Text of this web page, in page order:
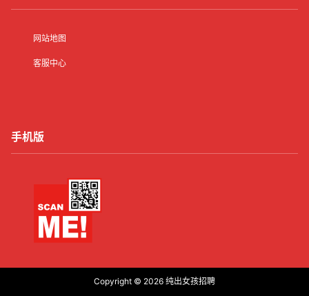
网站地图
客服中心
手机版
Copyright © 2026 纯出女孩招聘